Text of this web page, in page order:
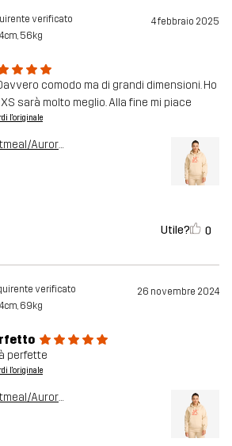
verificato 4 febbraio 2025
56kg
comodo ma di grandi dimensioni. Ho
sarà molto meglio. Alla fine mi piace
l'originale
Oatmeal/Aurora Red
Utile? 0
verificato 26 novembre 2024
69kg
perfette
l'originale
Oatmeal/Aurora Red